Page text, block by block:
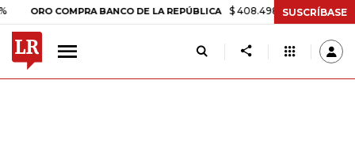
COMPRA BANCO DE LA REPÚBLICA $ 408.498,97 +$ 8.753,81
SUSCRÍBASE